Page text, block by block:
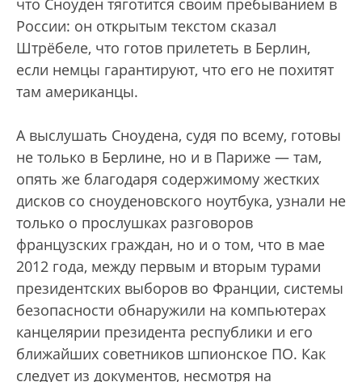
что Сноуден тяготится своим пребыванием в
России: он открытым текстом сказал
Штрёбеле, что готов прилететь в Берлин,
если немцы гарантируют, что его не похитят
там американцы.
А выслушать Сноудена, судя по всему, готовы
не только в Берлине, но и в Париже — там,
опять же благодаря содержимому жестких
дисков со сноуденовского ноутбука, узнали не
только о прослушках разговоров
французских граждан, но и о том, что в мае
2012 года, между первым и вторым турами
президентских выборов во Франции, системы
безопасности обнаружили на компьютерах
канцелярии президента республики и его
ближайших советников шпионское ПО. Как
следует из документов, несмотря на